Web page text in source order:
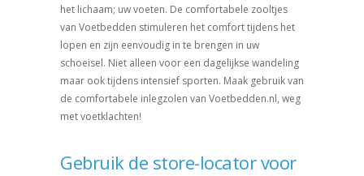
het lichaam; uw voeten. De comfortabele zooltjes
van Voetbedden stimuleren het comfort tijdens het
lopen en zijn eenvoudig in te brengen in uw
schoeisel. Niet alleen voor een dagelijkse wandeling
maar ook tijdens intensief sporten. Maak gebruik van
de comfortabele inlegzolen van Voetbedden.nl, weg
met voetklachten!
Gebruik de store-locator voor